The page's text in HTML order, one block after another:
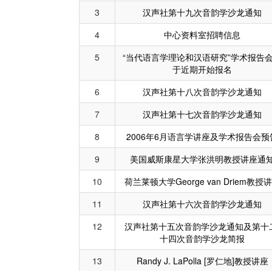
3
汉声社第十九次音韵学沙龙通知
4
中心资料室招聘信息
5
“当代语言学理论和汉语研究”学术报告
于近期开始报名
6
汉声社第十八次音韵学沙龙通知
7
汉声社第十七次音韵学沙龙通知
8
2006年6月语言学讲座及学术报告会预
9
美国威斯康星大学张洪明教授讲座通
10
荷兰莱顿大学George van Driem教授
11
汉声社第十六次音韵学沙龙通知
12
汉声社第十五次音韵学沙龙通知及第十
十四次音韵学沙龙简报
13
Randy J. LaPolla [罗仁地]教授讲座